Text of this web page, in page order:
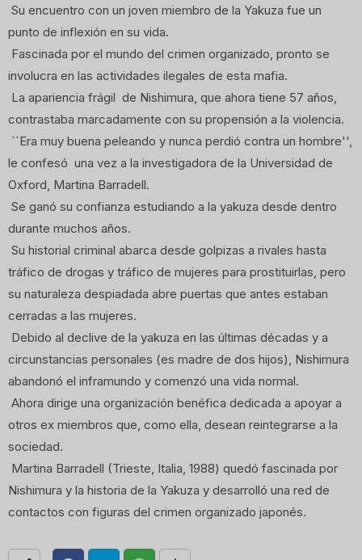
Su encuentro con un joven miembro de la Yakuza fue un
punto de inflexión en su vida.
Fascinada por el mundo del crimen organizado, pronto se
involucra en las actividades ilegales de esta mafia.
La apariencia frágil de Nishimura, que ahora tiene 57 años,
contrastaba marcadamente con su propensión a la violencia.
``Era muy buena peleando y nunca perdió contra un hombre'',
le confesó una vez a la investigadora de la Universidad de
Oxford, Martina Barradell.
Se ganó su confianza estudiando a la yakuza desde dentro
durante muchos años.
Su historial criminal abarca desde golpizas a rivales hasta
tráfico de drogas y tráfico de mujeres para prostituirlas, pero
su naturaleza despiadada abre puertas que antes estaban
cerradas a las mujeres.
Debido al declive de la yakuza en las últimas décadas y a
circunstancias personales (es madre de dos hijos), Nishimura
abandonó el inframundo y comenzó una vida normal.
Ahora dirige una organización benéfica dedicada a apoyar a
otros ex miembros que, como ella, desean reintegrarse a la
sociedad.
Martina Barradell (Trieste, Italia, 1988) quedó fascinada por
Nishimura y la historia de la Yakuza y desarrolló una red de
contactos con figuras del crimen organizado japonés.